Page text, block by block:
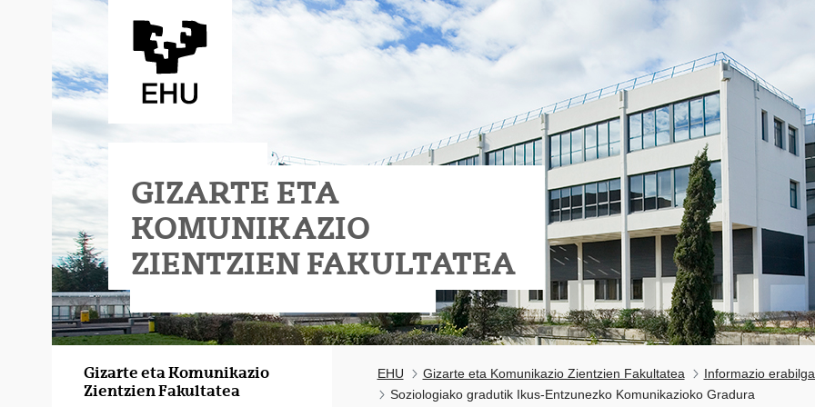
GIZARTE ETA
KOMUNIKAZIO
ZIENTZIEN FAKULTATEA
Gizarte eta Komunikazio
Zientzien Fakultatea
EHU Gizarte eta Komunikazio Zientzien Fakultatea Informazio
Soziologiako gradutik Ikus-Entzunezko Komunikazioko Gradura